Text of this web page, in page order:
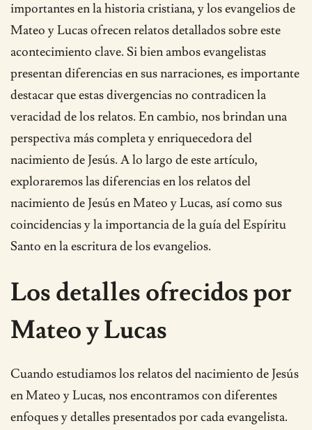
importantes en la historia cristiana, y los evangelios de
Mateo y Lucas ofrecen relatos detallados sobre este
acontecimiento clave. Si bien ambos evangelistas
presentan diferencias en sus narraciones, es importante
destacar que estas divergencias no contradicen la
veracidad de los relatos. En cambio, nos brindan una
perspectiva más completa y enriquecedora del
nacimiento de Jesús. A lo largo de este artículo,
exploraremos las diferencias en los relatos del
nacimiento de Jesús en Mateo y Lucas, así como sus
coincidencias y la importancia de la guía del Espíritu
Santo en la escritura de los evangelios.
Los detalles ofrecidos por
Mateo y Lucas
Cuando estudiamos los relatos del nacimiento de Jesús
en Mateo y Lucas, nos encontramos con diferentes
enfoques y detalles presentados por cada evangelista.